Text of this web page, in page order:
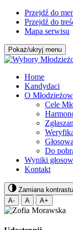
Przejdź do
Przejdź do
Mapa serwisu
Pokaż/ukryj menu
Home
Kandydaci
O
Cele
Do
Wyniki
Kontakt
Zamiana kontrastu
A-
A A+